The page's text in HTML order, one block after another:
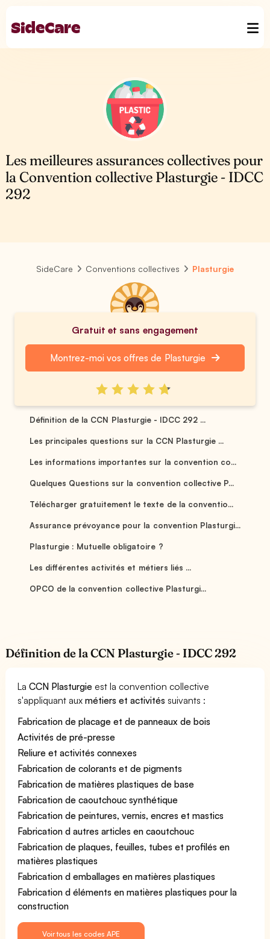
Les meilleures assurances collectives pour
la Convention collective Plasturgie - IDCC
292
SideCare Conventions collectives Plasturgie
Gratuit et sans engagement
Montrez-moi vos offres de Plasturgie
Définition de la CCN Plasturgie - IDCC 292 ...
Les principales questions sur la CCN Plasturgie ...
Les informations importantes sur la convention co...
Quelques Questions sur la convention collective P...
Télécharger gratuitement le texte de la conventio...
Assurance prévoyance pour la convention Plasturgi...
Plasturgie : Mutuelle obligatoire ?
Les différentes activités et métiers liés ...
OPCO de la convention collective Plasturgi...
Définition de la CCN Plasturgie - IDCC 292
LaCCN Plasturgie est la convention collective
s'appliquant auxmétiers et activités suivants :
Fabrication de placage et de panneaux de bois
Activités de pré-presse
Reliure et activités connexes
Fabrication de colorants et de pigments
Fabrication de matières plastiques de base
Fabrication de caoutchouc synthétique
Fabrication de peintures, vernis, encres et mastics
Fabrication d autres articles en caoutchouc
Fabrication de plaques, feuilles, tubes et profilés en
matières plastiques
Fabrication d emballages en matières plastiques
Fabrication d éléments en matières plastiques pour la
construction
Voir tous les codes APE